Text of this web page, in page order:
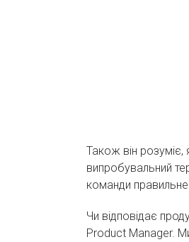
Також він розуміє,
випробувальний
команди
Чи відповідає
Product Manager.